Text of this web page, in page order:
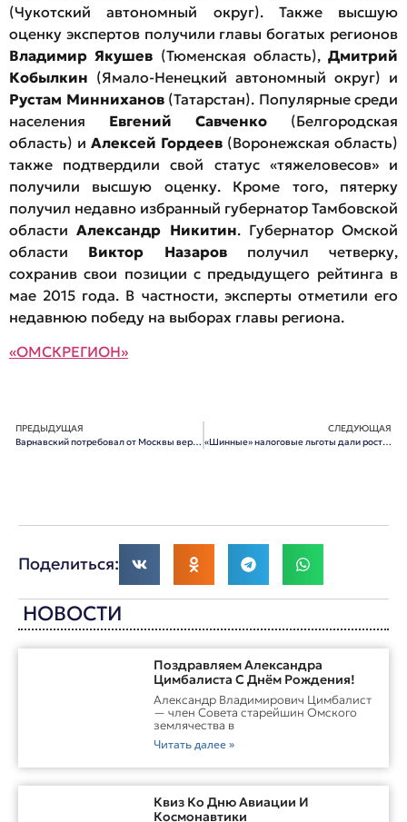
(Чукотский автономный округ). Также высшую
оценку экспертов получили главы богатых регионов
Владимир Якушев (Тюменская область), Дмитрий
Кобылкин (Ямало-Ненецкий автономный округ) и
Рустам Минниханов(Татарстан). Популярные среди
населения Евгений Савченко (Белгородская
область) и Алексей Гордеев (Воронежская область)
также подтвердили свой статус «тяжеловесов» и
получили высшую оценку. Кроме того, пятерку
получил недавно избранный губернатор Тамбовской
областиАлександр Никитин. Губернатор Омской
области Виктор Назаровполучил четверку,
сохранив свои позиции с предыдущего рейтинга в
мае 2015 года. В частности, эксперты отметили его
недавнюю победу на выборах главы региона.
«ОМСКРЕГИОН»
ПРЕДЫДУЩАЯ
Варнавский потребовал от Москвы вернуть налоги в Омск
СЛЕДУЮЩАЯ
«Шинные» налоговые льготы дали рост омскому производству
Поделиться:
НОВОСТИ
Поздравляем Александра
Цимбалиста С Днём Рождения!
Александр Владимирович Цимбалист
— член Совета старейшин Омского
землячества в
Читать далее »
Квиз Ко Дню Авиации И
Космонавтики